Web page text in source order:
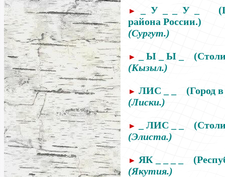
► _ У _ _ У _
района России.)
(Сургут.)
► _ Ы _ Ы _
(Кызыл.)
► ЛИС _ _
(Город
(Лиски.)
► _ ЛИС _ _
(Элиста.)
► ЯК _ _ _ _
(Якутия.)